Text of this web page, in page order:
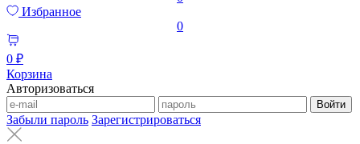
Избранное
0
0 ₽
Корзина
Авторизоваться
Войти
Забыли пароль Зарегистрироваться